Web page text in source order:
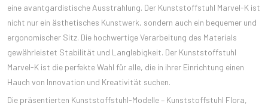
eine avantgardistische Ausstrahlung. Der Kunststoffstuhl Marvel-K ist
nicht nur ein ästhetisches Kunstwerk, sondern auch ein bequemer und
ergonomischer Sitz. Die hochwertige Verarbeitung des Materials
gewährleistet Stabilität und Langlebigkeit. Der Kunststoffstuhl
Marvel-K ist die perfekte Wahl für alle, die in ihrer Einrichtung einen
Hauch von Innovation und Kreativität suchen.
Die präsentierten Kunststoffstuhl-Modelle – Kunststoffstuhl Flora,